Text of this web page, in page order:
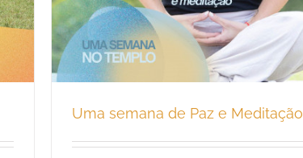
Uma semana de Paz e Meditação